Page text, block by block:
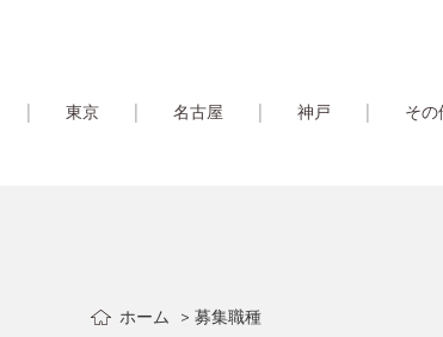
東京 名古屋 神戸 その
ホーム 募集職種